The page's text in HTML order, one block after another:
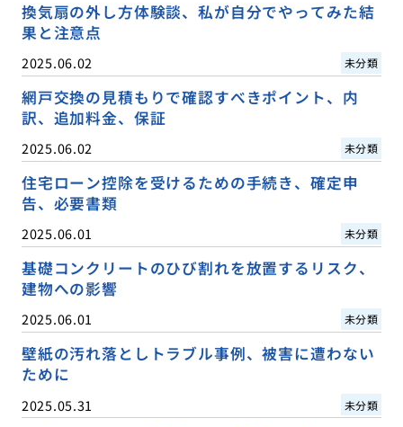
換気扇の外し方体験談、私が自分でやってみた結
果と注意点
2025.06.02 未分類
網戸交換の見積もりで確認すべきポイント、内
訳、追加料金、保証
2025.06.02 未分類
住宅ローン控除を受けるための手続き、確定申
告、必要書類
2025.06.01 未分類
基礎コンクリートのひび割れを放置するリスク、
建物への影響
2025.06.01 未分類
壁紙の汚れ落としトラブル事例、被害に遭わない
ために
2025.05.31 未分類